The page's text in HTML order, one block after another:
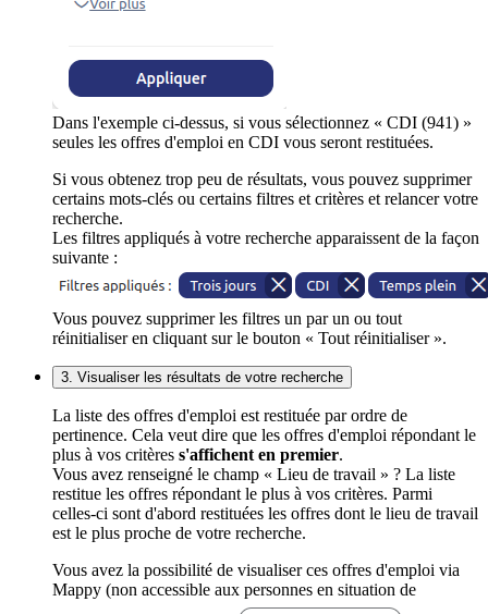
Dans l'exemple ci-dessus, si vous sélectionnez « CDI (941) »
seules les offres d'emploi en CDI vous seront restituées.
Si vous obtenez trop peu de résultats, vous pouvez supprimer
certains mots-clés ou certains filtres et critères et relancer votre
recherche.
Les filtres appliqués à votre recherche apparaissent de la façon
suivante :
Vous pouvez supprimer les filtres un par un ou tout
réinitialiser en cliquant sur le bouton « Tout réinitialiser ».
3. Visualiser les résultats de votre recherche
La liste des offres d'emploi est restituée par ordre de
pertinence. Cela veut dire que les offres d'emploi répondant le
plus à vos critères s'affichent en premier.
Vous avez renseigné le champ « Lieu de travail » ? La liste
restitue les offres répondant le plus à vos critères. Parmi
celles-ci sont d'abord restituées les offres dont le lieu de travail
est le plus proche de votre recherche.
Vous avez la possibilité de visualiser ces offres d'emploi via
Mappy (non accessible aux personnes en situation de